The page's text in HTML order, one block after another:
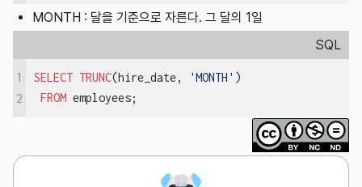
MONTH : 달을 기준으로 자른다. 그 달의 1일
SQL
1
2
SELECT TRUNC(hire_date, 'MONTH' )
FROM employees;